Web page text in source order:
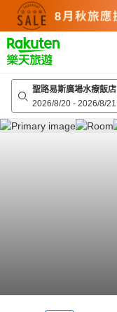
top
page
聖路易斯廣場水療飯店
2026/8/20 - 2026/8/21